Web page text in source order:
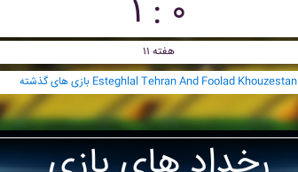
۱ : ۰
هفته ۱۱
بازی های گذشته Esteghlal Tehran And Foolad Khouzestan